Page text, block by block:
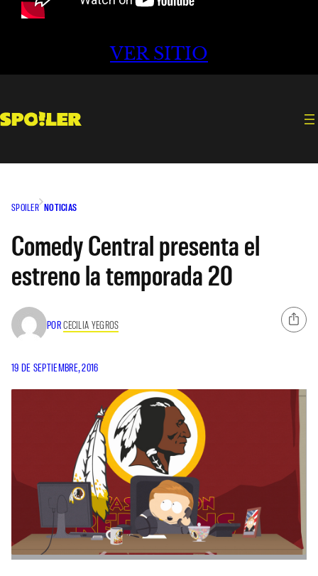
VER SITIO
SPOILER NOTICIAS
Comedy Central presenta el
estreno la temporada 20
PORCECILIA YEGROS
19 DE SEPTIEMBRE, 2016